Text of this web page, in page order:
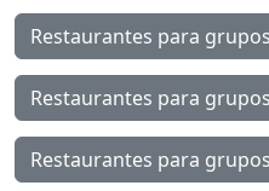
Restaurantes para
Restaurantes para
Restaurantes para